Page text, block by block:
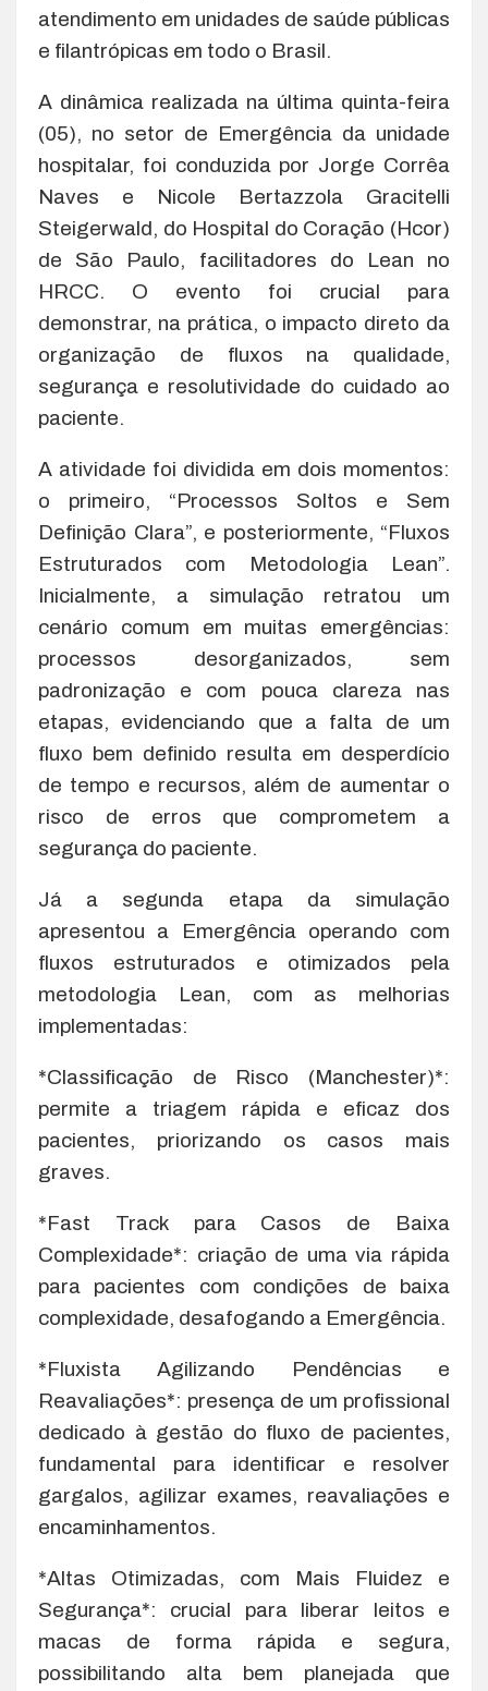
atendimento em unidades de saúde públicas
e filantrópicas em todo o Brasil.
A dinâmica realizada na última quinta-feira
(05), no setor de Emergência da unidade
hospitalar, foi conduzida por Jorge Corrêa
Naves e Nicole Bertazzola Gracitelli
Steigerwald, do Hospital do Coração (Hcor)
de São Paulo, facilitadores do Lean no
HRCC. O evento foi crucial para
demonstrar, na prática, o impacto direto da
organização de fluxos na qualidade,
segurança e resolutividade do cuidado ao
paciente.
A atividade foi dividida em dois momentos:
o primeiro, “Processos Soltos e Sem
Definição Clara”, e posteriormente, “Fluxos
Estruturados com Metodologia Lean”.
Inicialmente, a simulação retratou um
cenário comum em muitas emergências:
processos desorganizados, sem
padronização e com pouca clareza nas
etapas, evidenciando que a falta de um
fluxo bem definido resulta em desperdício
de tempo e recursos, além de aumentar o
risco de erros que comprometem a
segurança do paciente.
Já a segunda etapa da simulação
apresentou a Emergência operando com
fluxos estruturados e otimizados pela
metodologia Lean, com as melhorias
implementadas:
*Classificação de Risco (Manchester)*:
permite a triagem rápida e eficaz dos
pacientes, priorizando os casos mais
graves.
*Fast Track para Casos de Baixa
Complexidade*: criação de uma via rápida
para pacientes com condições de baixa
complexidade, desafogando a Emergência.
*Fluxista Agilizando Pendências e
Reavaliações*: presença de um profissional
dedicado à gestão do fluxo de pacientes,
fundamental para identificar e resolver
gargalos, agilizar exames, reavaliações e
encaminhamentos.
*Altas Otimizadas, com Mais Fluidez e
Segurança*: crucial para liberar leitos e
macas de forma rápida e segura,
possibilitando alta bem planejada que